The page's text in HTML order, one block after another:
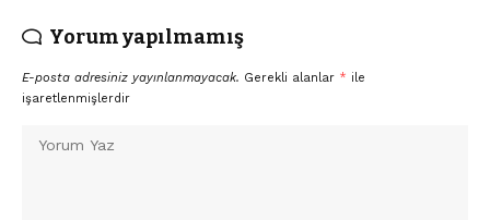
Yorum yapılmamış
E-posta adresiniz yayınlanmayacak. Gerekli alanlar * ile
işaretlenmişlerdir